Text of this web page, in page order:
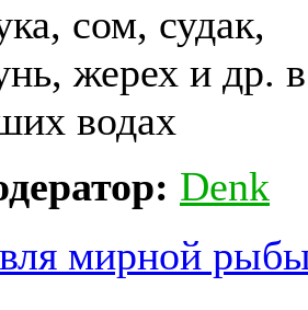
сом, судак,
жерех и др. в
водах
Denk
мирной